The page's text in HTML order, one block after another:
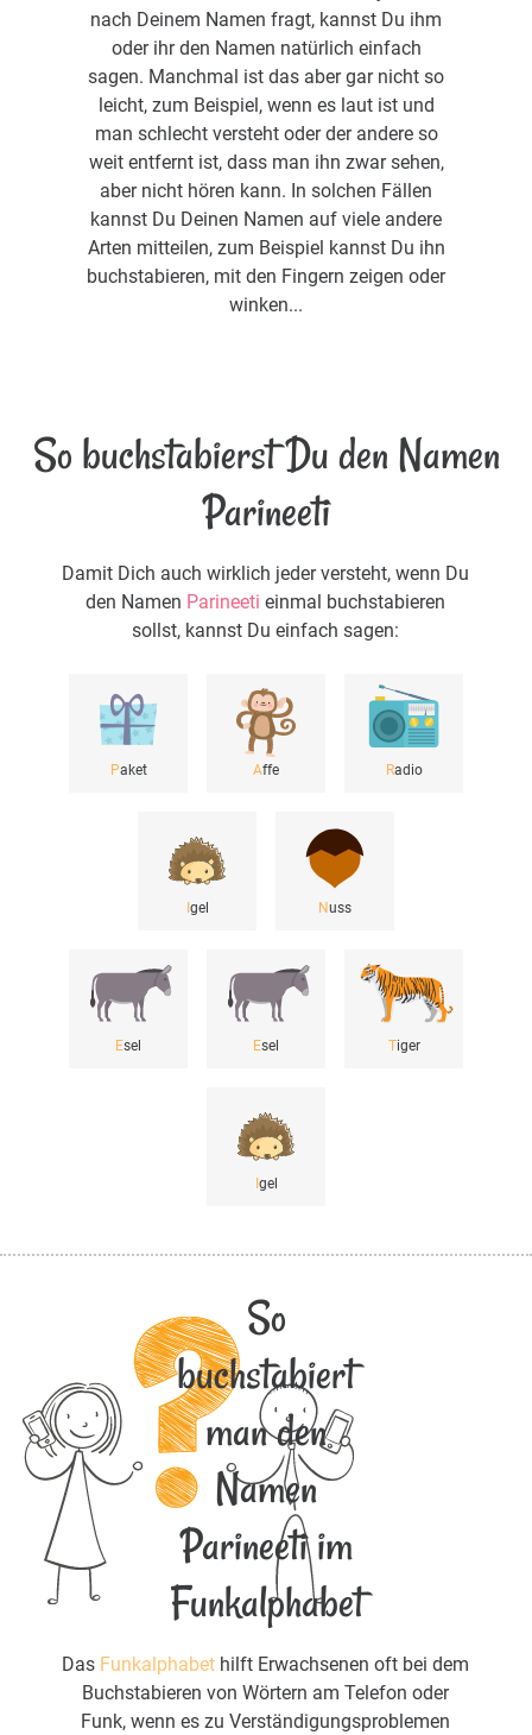
nach Deinem Namen fragt, kannst Du ihm
oder ihr den Namen natürlich einfach
sagen. Manchmal ist das aber gar nicht so
leicht, zum Beispiel, wenn es laut ist und
man schlecht versteht oder der andere so
weit entfernt ist, dass man ihn zwar sehen,
aber nicht hören kann. In solchen Fällen
kannst Du Deinen Namen auf viele andere
Arten mitteilen, zum Beispiel kannst Du ihn
buchstabieren, mit den Fingern zeigen oder
winken...
So buchstabierst Du den Namen
Parineeti
Damit Dich auch wirklich jeder versteht, wenn Du
den Namen Parineeti einmal buchstabieren
sollst, kannst Du einfach sagen:
Paket Affe Radio
Igel Nuss
Esel Esel Tiger
Igel
So
buchstabiert
man den
Namen
Parineeti im
Funkalphabet
Das Funkalphabet hilft Erwachsenen oft bei dem
Buchstabieren von Wörtern am Telefon oder
Funk, wenn es zu Verständigungsproblemen